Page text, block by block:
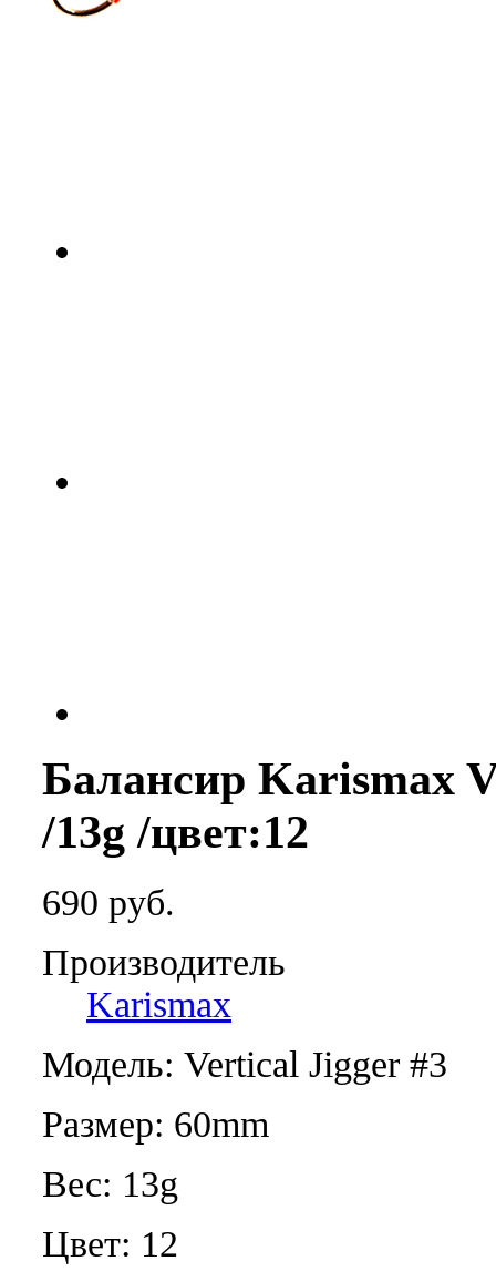
Балансир Karismax
/13g /цвет:12
690 руб.
Производитель
Karismax
Модель: Vertical Jigger #3
Размер: 60mm
Вес: 13g
Цвет: 12